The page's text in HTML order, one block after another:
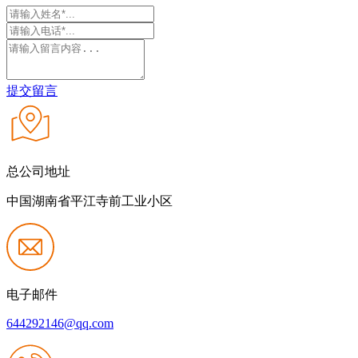
提交留言
总公司地址
中国湖南省平江寺前工业小区
电子邮件
644292146@qq.com